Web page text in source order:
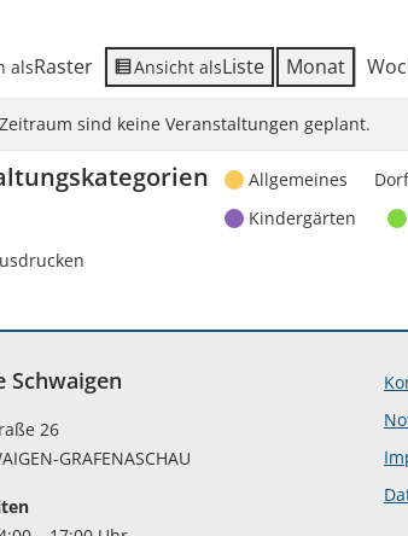
alsRaster Ansicht alsListe Monat
sind keine Veranstaltungen geplant.
Allgemeines
Kindergärten
Schwaigen
26
GRAFENASCHAU